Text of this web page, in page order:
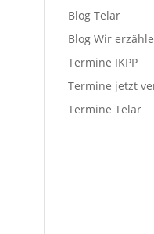
Blog Telar
Blog Wir
Termine IKPP
Termine jetzt
Termine Telar